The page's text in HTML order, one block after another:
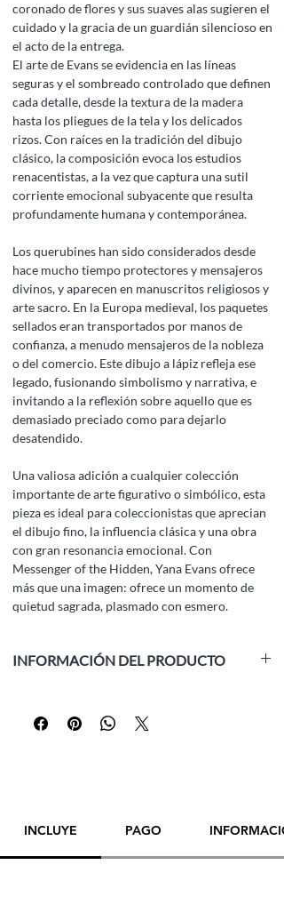
coronado de flores y sus suaves alas sugieren el
cuidado y la gracia de un guardián silencioso en
el acto de la entrega.
El arte de Evans se evidencia en las líneas
seguras y el sombreado controlado que definen
cada detalle, desde la textura de la madera
hasta los pliegues de la tela y los delicados
rizos. Con raíces en la tradición del dibujo
clásico, la composición evoca los estudios
renacentistas, a la vez que captura una sutil
corriente emocional subyacente que resulta
profundamente humana y contemporánea.
Los querubines han sido considerados desde
hace mucho tiempo protectores y mensajeros
divinos, y aparecen en manuscritos religiosos y
arte sacro. En la Europa medieval, los paquetes
sellados eran transportados por manos de
confianza, a menudo mensajeros de la nobleza
o del comercio. Este dibujo a lápiz refleja ese
legado, fusionando simbolismo y narrativa, e
invitando a la reflexión sobre aquello que es
demasiado preciado como para dejarlo
desatendido.
Una valiosa adición a cualquier colección
importante de arte figurativo o simbólico, esta
pieza es ideal para coleccionistas que aprecian
el dibujo fino, la influencia clásica y una obra
con gran resonancia emocional. Con
Messenger of the Hidden, Yana Evans ofrece
más que una imagen: ofrece un momento de
quietud sagrada, plasmado con esmero.
INFORMACIÓN DEL PRODUCTO
20.8 x 29.5 cm (8.2 x 11.6 pulgadas)
Año:2025
CON EL ARTISTA
PARA REALIZAR UNA
INCLUYE PAGO